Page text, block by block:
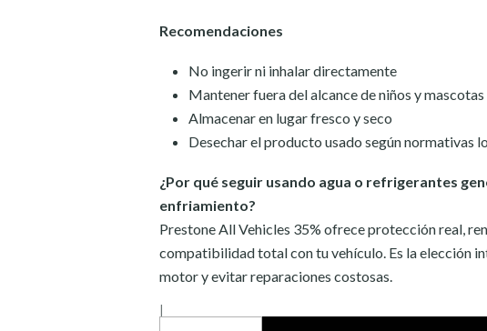
Recomendaciones
No ingerir ni inhalar directamente
Mantener fuera del alcance de niños y mascotas
Almacenar en lugar fresco y seco
Desechar el producto usado según normativas
¿Por qué seguir usando agua o refrigerantes
enfriamiento?
Prestone All Vehicles 35% ofrece protección real,
compatibilidad total con tu vehículo. Es la elección
motor y evitar reparaciones costosas.